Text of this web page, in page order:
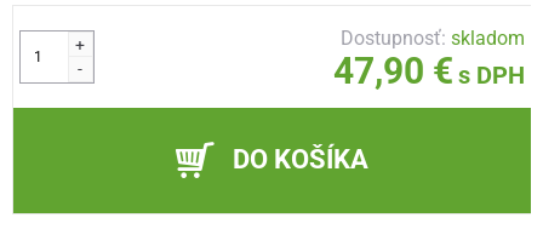
+
-
Dostupnosť:skladom
47,90 € s DPH
DO KOŠÍKA